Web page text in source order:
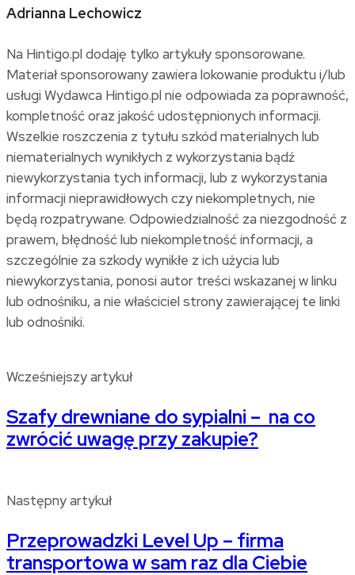
Adrianna Lechowicz
Na Hintigo.pl dodaję tylko artykuły sponsorowane.
Materiał sponsorowany zawiera lokowanie produktu i/lub
usługi Wydawca Hintigo.pl nie odpowiada za poprawność,
kompletność oraz jakość udostępnionych informacji.
Wszelkie roszczenia z tytułu szkód materialnych lub
niematerialnych wynikłych z wykorzystania bądź
niewykorzystania tych informacji, lub z wykorzystania
informacji nieprawidłowych czy niekompletnych, nie
będą rozpatrywane. Odpowiedzialność za niezgodność z
prawem, błędność lub niekompletność informacji, a
szczególnie za szkody wynikłe z ich użycia lub
niewykorzystania, ponosi autor treści wskazanej w linku
lub odnośniku, a nie właściciel strony zawierającej te linki
lub odnośniki.
Wcześniejszy artykuł
Szafy drewniane do sypialni – na co
zwrócić uwagę przy zakupie?
Następny artykuł
Przeprowadzki Level Up – firma
transportowa w sam raz dla Ciebie